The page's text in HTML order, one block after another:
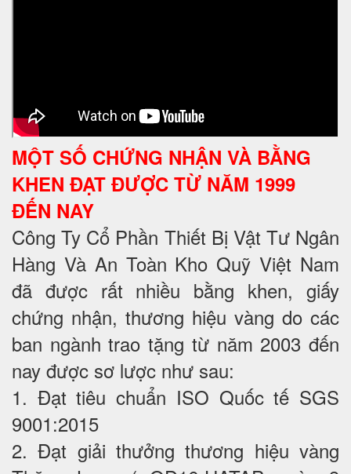
MỘT SỐ CHỨNG NHẬN VÀ BẰNG
KHEN ĐẠT ĐƯỢC TỪ NĂM 1999
ĐẾN NAY
Công Ty Cổ Phần Thiết Bị Vật Tư Ngân
Hàng Và An Toàn Kho Quỹ Việt Nam
đã được rất nhiều bằng khen, giấy
chứng nhận, thương hiệu vàng do các
ban ngành trao tặng từ năm 2003 đến
nay được sơ lược như sau:
1. Đạt tiêu chuẩn ISO Quốc tế SGS
9001:2015
2. Đạt giải thưởng thương hiệu vàng